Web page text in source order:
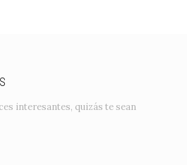
interesantes, quizás te sean